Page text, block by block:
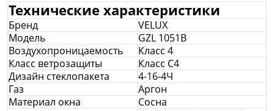
Технические характеристики
Бренд
VELUX
Модель
GZL 1051В
Воздухопроницаемость
Класс 4
Класс ветрозащиты
Класс С4
Дизайн стеклопакета
4-16-4Ч
Газ
Аргон
Материал окна
Сосна